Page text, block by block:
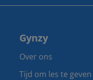
Gynzy
Over ons
Tijd om les te geven